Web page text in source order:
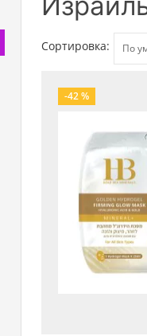
Сортировка:
-42 %